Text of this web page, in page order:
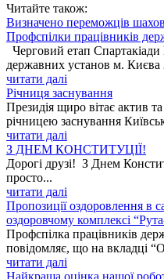
Читайте також:
Визначено переможців
Профспілки працівників
Черговий етап
державних установ м. Києва
читати далі
Річниця заснування
Президія щиро вітає актив
річницею заснування
читати далі
З ДНЕМ КОНСТИТУЦІЇ!
Дорогі друзі! З Днем
просто...
читати далі
Пропозиції оздоровлення в
оздоровчому комплексі
Профспілка працівників
повідомляє, що на вкладці
читати далі
Найкраща оцінка нашої